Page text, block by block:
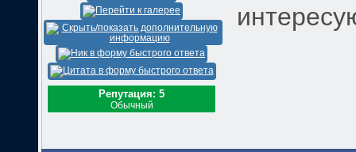
Репутация: 5
Обычный